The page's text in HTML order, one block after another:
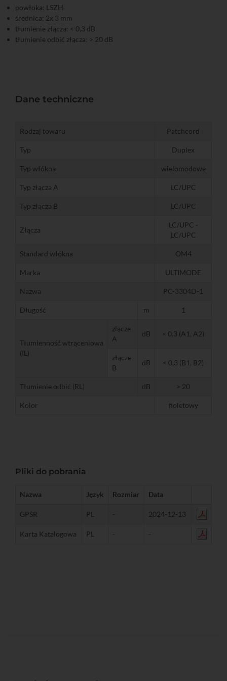
powłoka: LSZH
średnica: 2x 3 mm
tłumienie złącza: < 0,3 dB
tłumienie odbić złącza: > 20 dB
Dane techniczne
Rodzaj towaru Patchcord
Typ Duplex
Typ włókna wielomodowe
Typ złącza A LC/UPC
Typ złącza B LC/UPC
Złącza
LC/UPC -
LC/UPC
Standard włókna OM4
Marka ULTIMODE
Nazwa PC-3304D-1
Długość m 1
Tłumienność wtrąceniowa
(IL)
zlącze
A
dB < 0,3 (A1, A2)
złącze
B
dB < 0,3 (B1, B2)
Tłumienie odbić (RL) dB > 20
Kolor fioletowy
Pliki do pobrania
Nazwa Język Rozmiar Data
GPSR PL - 2024-12-13
Karta Katalogowa PL - -